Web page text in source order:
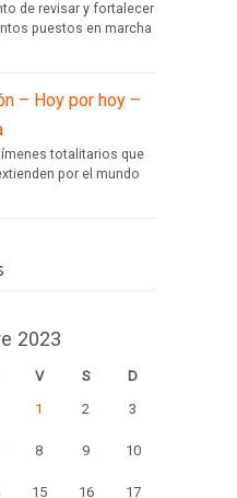
de revisar y fortalecer
puestos en marcha
– Hoy por hoy –
totalitarios que
por el mundo
2023
V S
D
1
2 3
8 9 10
15 16 17